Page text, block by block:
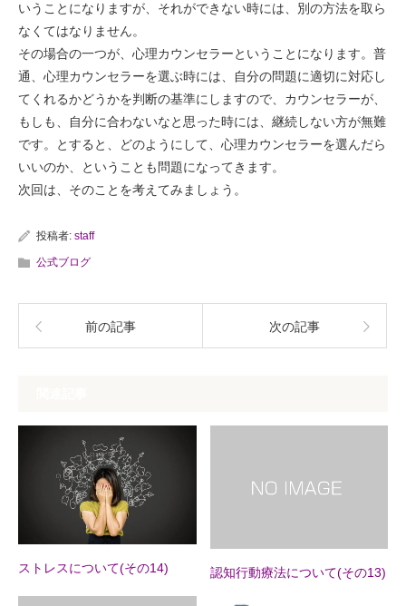
いうことになりますが、それができない時には、別の方法を取ら
なくてはなりません。
その場合の一つが、心理カウンセラーということになります。普
通、心理カウンセラーを選ぶ時には、自分の問題に適切に対応し
てくれるかどうかを判断の基準にしますので、カウンセラーが、
もしも、自分に合わないなと思った時には、継続しない方が無難
です。とすると、どのようにして、心理カウンセラーを選んだら
いいのか、ということも問題になってきます。
次回は、そのことを考えてみましょう。
投稿者: staff
公式ブログ
前の記事 次の記事
ストレスについて(その14) 認知行動療法について(その13)